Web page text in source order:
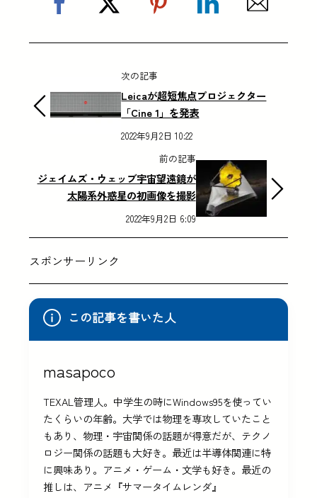
次の記事
Leicaが超短焦点プロジェクター
「Cine 1」を発表
2022年9月2日 10:22
前の記事
ジェイムズ・ウェッブ宇宙望遠鏡が
太陽系外惑星の初画像を撮影
2022年9月2日 6:09
スポンサーリンク
この記事を書いた人
masapoco
TEXAL管理人。中学生の時にWindows95を使ってい
たくらいの年齢。大学では物理を専攻していたこと
もあり、物理・宇宙関係の話題が得意だが、テクノ
ロジー関係の話題も大好き。最近は半導体関連に特
に興味あり。アニメ・ゲーム・文学も好き。最近の
推しは、アニメ『サマータイムレンダ』